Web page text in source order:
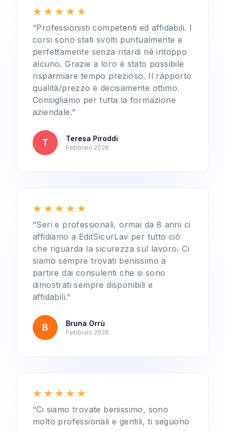
“Professionisti competenti ed affidabili. I
corsi sono stati svolti puntualmente e
perfettamente senza ritardi né intoppo
alcuno. Grazie a loro è stato possibile
risparmiare tempo prezioso. Il rapporto
qualità/prezzo è decisamente ottimo.
Consigliamo per tutta la formazione
aziendale.”
T Teresa Piroddi
Febbraio 2026
“Seri e professionali, ormai da 8 anni ci
affidiamo a EditSicurLav per tutto ciò
che riguarda la sicurezza sul lavoro. Ci
siamo sempre trovati benissimo a
partire dai consulenti che si sono
dimostrati sempre disponibili e
affidabili.”
B Bruna Orrù
Febbraio 2026
“Ci siamo trovate benissimo, sono
molto professionali e gentili, ti seguono